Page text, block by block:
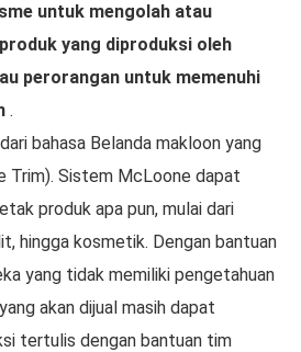
untuk mengolah atau
yang diproduksi oleh
perorangan untuk memenuhi
.
bahasa Belanda makloon yang
Trim). Sistem McLoone dapat
produk apa pun, mulai dari
hingga kosmetik. Dengan bantuan
yang tidak memiliki pengetahuan
akan dijual masih dapat
tertulis dengan bantuan tim